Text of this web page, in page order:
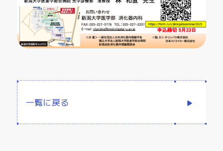
一覧に戻る